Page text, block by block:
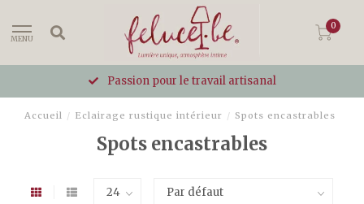
MENU
0
Passion pour le travail artisanal
Accueil / Eclairage rustique intérieur / Spots encastrables
Spots encastrables